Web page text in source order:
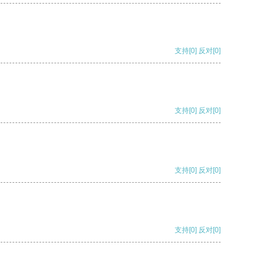
支持[0] 反对[0]
支持[0] 反对[0]
支持[0] 反对[0]
支持[0] 反对[0]